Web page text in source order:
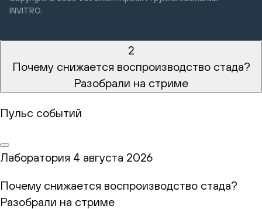
INVITRO.
2
Почему снижается воспроизводство стада?
Разобрали на стриме
Пульс событий
Лаборатория 4 августа 2026
Почему снижается воспроизводство стада?
Разобрали на стриме